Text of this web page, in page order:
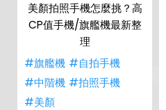
美顏拍照手機怎麼挑？高
CP值手機/旗艦機最新整
理
#旗艦機 #自拍手機
#中階機 #拍照手機
#美顏